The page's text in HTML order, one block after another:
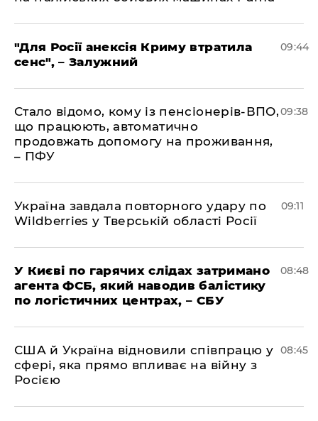
"Для Росії анексія Криму втратила
сенс", – Залужний
09:44
Стало відомо, кому із пенсіонерів-ВПО,
що працюють, автоматично
продовжать допомогу на проживання,
– ПФУ
09:38
Україна завдала повторного удару по
Wildberries у Тверській області Росії
09:11
У Києві по гарячих слідах затримано
агента ФСБ, який наводив балістику
по логістичних центрах, – СБУ
08:48
США й Україна відновили співпрацю у
сфері, яка прямо впливає на війну з
Росією
08:45